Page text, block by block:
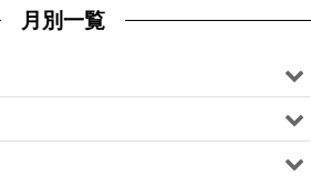
月別一覧